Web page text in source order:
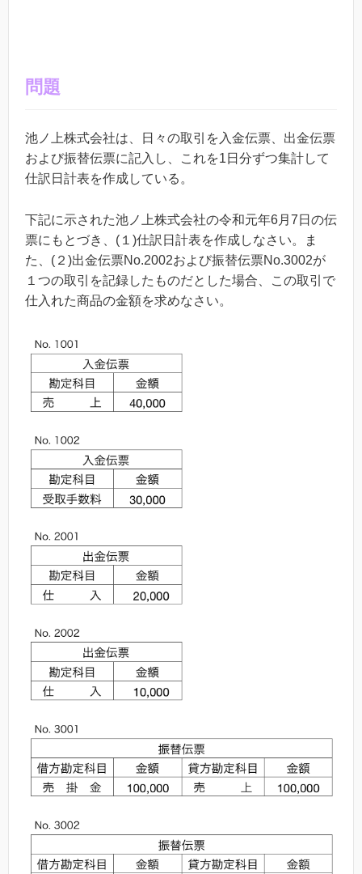
問題
池ノ上株式会社は、日々の取引を入金伝票、出金伝票
および振替伝票に記入し、これを1 日分ずつ集計して
仕訳日計表を作成している。
下記に示された池ノ上株式会社の令和元年6月7日の伝
票にもとづき、(１)仕訳日計表を作成しなさい。ま
た、(２)出金伝票No.2002および振替伝票No.3002が
１つの取引を記録したものだとした場合、この取引で
仕入れた商品の金額を求めなさい。